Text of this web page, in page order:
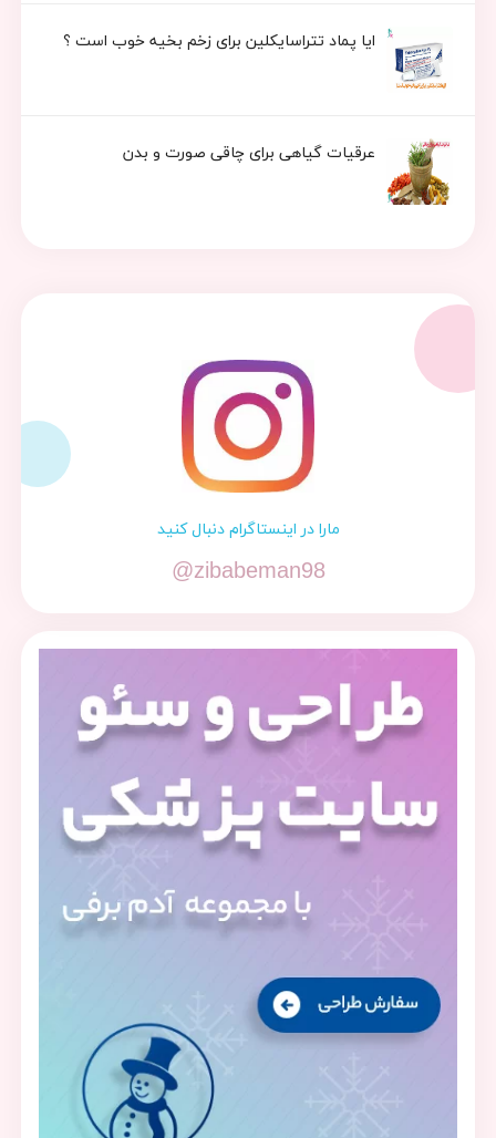
ایا پماد تتراسایکلین برای زخم بخیه خوب است ؟
عرقیات گیاهی برای چاقی صورت و بدن
مارا در اینستاگرام دنبال کنید
@zibabeman98